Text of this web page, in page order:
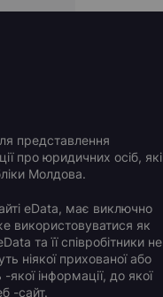
представлення
про юридичних осіб, які
Молдова.
eData, має виключно
використовуватися як
та її співробітники не
ніякої прихованої або
якої інформації, до якої
-сайт.